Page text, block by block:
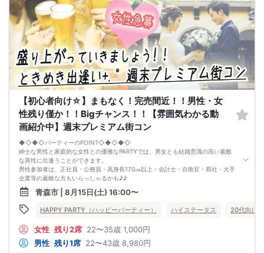
【初心者向け☆】まもなく！完売間近！！男性・女
性残り僅か！！Bigチャンス！！【雰囲気わかる動
画紹介中】週末プレミアム街コン
◆◇◆◇パーティーのPOINT◇◆◇◆◇
紳士な男性と家庭的な女性との優雅なPARTYでは、男女とも結婚意識の高い素敵
な異性に出逢うことができます。
男性参加者は、正社員・公務員・高身長170㎝以上・会計士・自衛官・商社・大手
企業等の素敵な方もいらっしゃるかも♪♪
ゆったりとお話できる空間は、恋活・婚活にピッタリ♪♪
飲食付きなので男女の関係が深まります。素敵な異性と時間を楽しく過ごせます♪
定期的に席替えをして全員の方と交流して頂き、連絡先の交換も自由です♪
お一人様も多数参加されておられますので、ご安心してご参加下さい♪
◇◆◇◆◇◆◇◆◇◆◇◆◇◆◇◆◇◆◇
□受付は開始10分前からとさせて頂きます。
□開催店舗様には『街コンで来ました』とお伝えください。受付まで案内させて
青森市 | 8月15日(土) 16:00〜
HAPPY PARTY（ハッピーパーティー） ハイステータス 20代向け
女性 残り2席 22〜35歳 1,000円
男性 残り1席 22〜43歳 8,980円